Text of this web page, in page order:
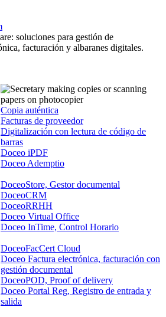
Copia auténtica
Facturas de proveedor
Digitalización con lectura de código de
barras
Doceo iPDF
Doceo Ademptio
DoceoStore, Gestor documental
DoceoCRM
DoceoRRHH
Doceo Virtual Office
Doceo InTime, Control Horario
DoceoFacCert Cloud
Doceo Factura electrónica, facturación con
gestión documental
DoceoPOD, Proof of delivery
Doceo Portal Reg, Registro de entrada y
salida